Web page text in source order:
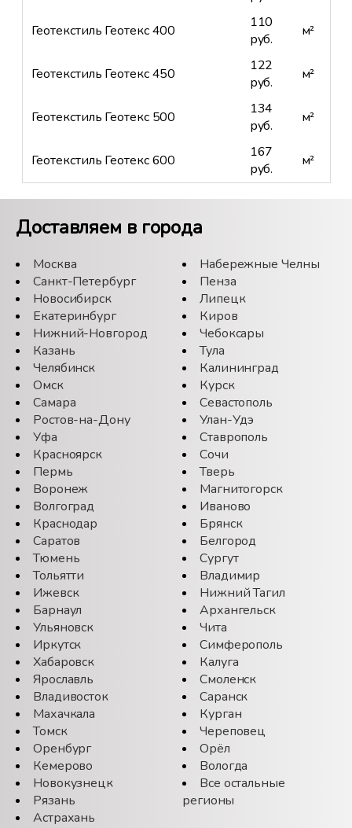
Геотекстиль Геотекс 400
110
руб.
м²
Геотекстиль Геотекс 450
122
руб.
м²
Геотекстиль Геотекс 500
134
руб.
м²
Геотекстиль Геотекс 600
167
руб.
м²
Доставляем в города
Москва
Санкт-Петербург
Новосибирск
Екатеринбург
Нижний-Новгород
Казань
Челябинск
Омск
Самара
Ростов-на-Дону
Уфа
Красноярск
Пермь
Воронеж
Волгоград
Краснодар
Саратов
Тюмень
Тольятти
Ижевск
Барнаул
Ульяновск
Иркутск
Хабаровск
Ярославль
Владивосток
Махачкала
Томск
Оренбург
Кемерово
Новокузнецк
Рязань
Астрахань
Набережные Челны
Пенза
Липецк
Киров
Чебоксары
Тула
Калининград
Курск
Севастополь
Улан-Удэ
Ставрополь
Сочи
Тверь
Магнитогорск
Иваново
Брянск
Белгород
Сургут
Владимир
Нижний Тагил
Архангельск
Чита
Симферополь
Калуга
Смоленск
Саранск
Курган
Череповец
Орёл
Вологда
Все остальные
регионы